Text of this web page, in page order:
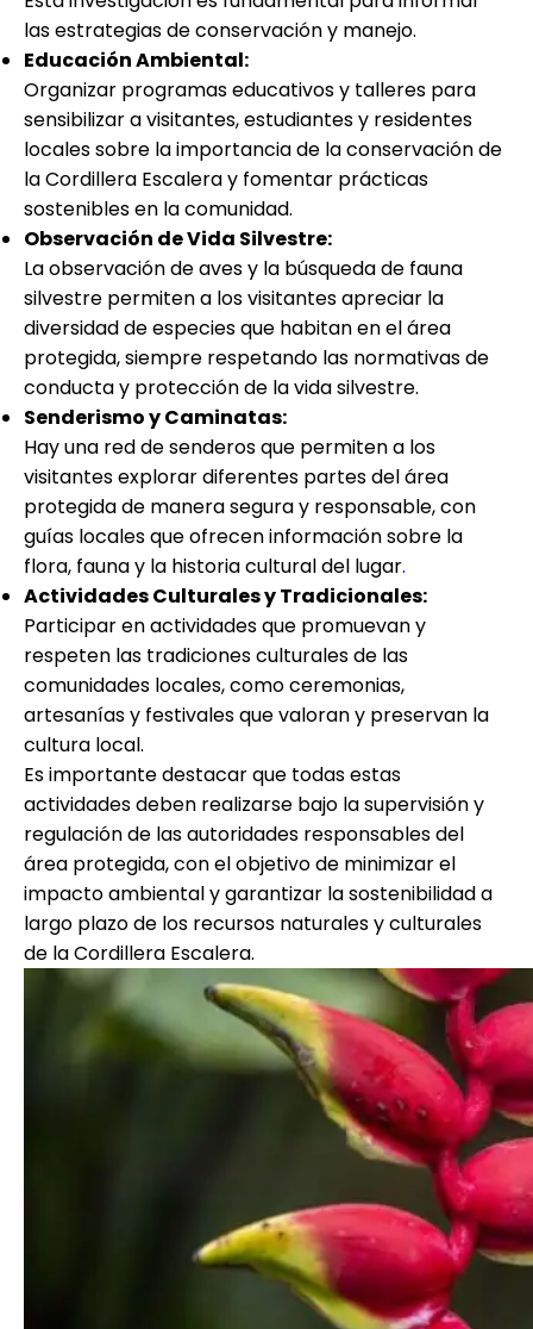
las estrategias de conservación y manejo.
Educación Ambiental:
Organizar programas educativos y talleres para
sensibilizar a visitantes, estudiantes y residentes
locales sobre la importancia de la conservación de
la Cordillera Escalera y fomentar prácticas
sostenibles en la comunidad.
Observación de Vida Silvestre:
La observación de aves y la búsqueda de fauna
silvestre permiten a los visitantes apreciar la
diversidad de especies que habitan en el área
protegida, siempre respetando las normativas de
conducta y protección de la vida silvestre.
Senderismo y Caminatas:
Hay una red de senderos que permiten a los
visitantes explorar diferentes partes del área
protegida de manera segura y responsable, con
guías locales que ofrecen información sobre la
flora, fauna y la historia cultural del lugar.
Actividades Culturales y Tradicionales:
Participar en actividades que promuevan y
respeten las tradiciones culturales de las
comunidades locales, como ceremonias,
artesanías y festivales que valoran y preservan la
cultura local.
Es importante destacar que todas estas
actividades deben realizarse bajo la supervisión y
regulación de las autoridades responsables del
área protegida, con el objetivo de minimizar el
impacto ambiental y garantizar la sostenibilidad a
largo plazo de los recursos naturales y culturales
de la Cordillera Escalera.